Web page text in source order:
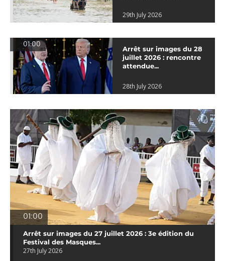
29th July 2026
01:00
Arrêt sur images du 28
juillet 2026 : rencontre
attendue...
28th July 2026
01:00
Arrêt sur images du 27 juillet 2026 : 3e édition du
Festival des Masques...
27th July 2026